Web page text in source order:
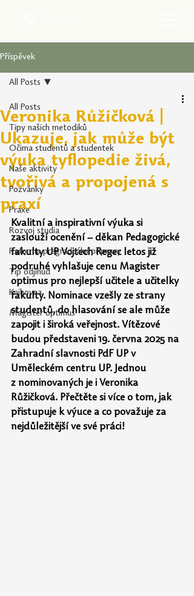
Příspěvek
All Posts
Tipy našich metodiků
Očima studentů a studentek
Naše aktivity
Pozvánky
Praxe
Rozvoj studia
Reforma pregraduální přípravy
Tip odjinud
Knihovna
Magister optimus
All Posts
Veronika Růžičková |
Ukazuje, jak může být
výuka tyflopedie živá,
tvořivá a propojená s
praxí
Kvalitní a inspirativní výuka si
zaslouží ocenění – děkan Pedagogické
fakulty UP Vojtech Regec letos již
podruhé vyhlašuje cenu Magister
optimus pro nejlepší učitele a učitelky
fakulty. Nominace vzešly ze strany
studentů, do hlasování se ale může
zapojit i široká veřejnost. Vítězové
budou představeni 19. června 2025 na
Zahradní slavnosti PdF UP v
Uměleckém centru UP. Jednou
z nominovaných je i Veronika
Růžičková. Přečtěte si více o tom, jak
přistupuje k výuce a co považuje za
nejdůležitější ve své práci!